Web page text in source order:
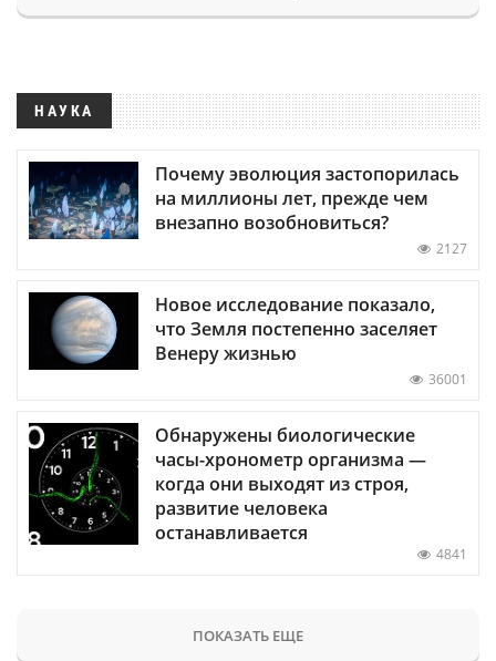
НАУКА
Почему эволюция застопорилась
на миллионы лет, прежде чем
внезапно возобновиться?
2127
Новое исследование показало,
что Земля постепенно заселяет
Венеру жизнью
36001
Обнаружены биологические
часы-хронометр организма —
когда они выходят из строя,
развитие человека
останавливается
4841
ПОКАЗАТЬ ЕЩЕ